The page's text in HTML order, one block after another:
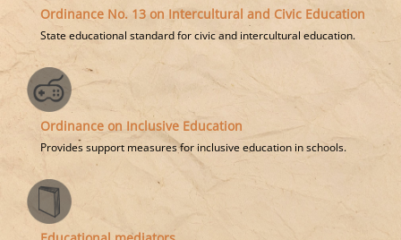
Ordinance No. 13 on Intercultural and Civic Education
State educational standard for civic and intercultural education.
Ordinance on Inclusive Education
Provides support measures for inclusive education in schools.